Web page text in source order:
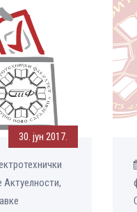
30. јун 2017.